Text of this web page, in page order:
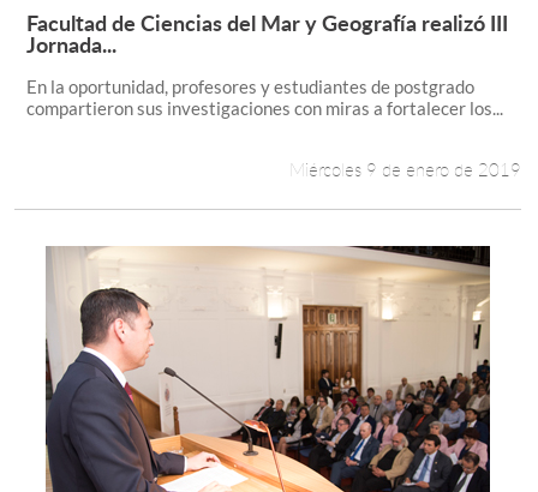
Leer más +
Facultad de Ciencias del Mar y Geografía realizó III
Jornada...
En la oportunidad, profesores y estudiantes de postgrado
compartieron sus investigaciones con miras a fortalecer los...
Miércoles 9 de enero de 2019